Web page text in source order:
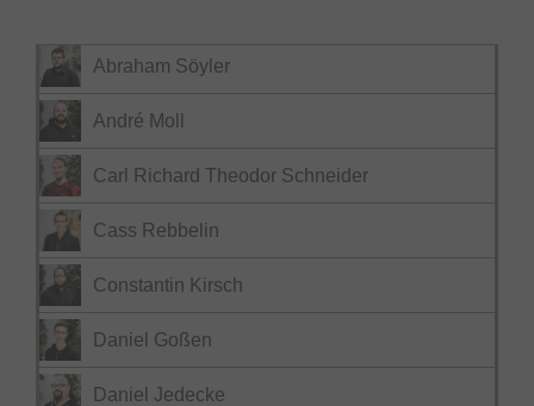
Abraham Söyler
André Moll
Carl Richard Theodor Schneider
Cass Rebbelin
Constantin Kirsch
Daniel Goßen
Daniel Jedecke